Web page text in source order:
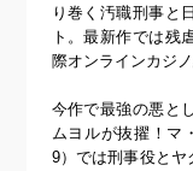
り巻く汚職刑事と
ト。最新作では残
際オンラインカジ
今作で最強の悪と
ムヨルが抜擢！マ
9）では刑事役とヤ